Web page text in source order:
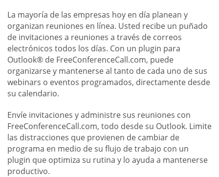
La mayoría de las empresas hoy en día planean y
organizan reuniones en línea. Usted recibe un puñado
de invitaciones a reuniones a través de correos
electrónicos todos los días. Con un plugin para
Outlook® de FreeConferenceCall.com, puede
organizarse y mantenerse al tanto de cada uno de sus
webinars o eventos programados, directamente desde
su calendario.
Envíe invitaciones y administre sus reuniones con
FreeConferenceCall.com, todo desde su Outlook. Limite
las distracciones que provienen de cambiar de
programa en medio de su flujo de trabajo con un
plugin que optimiza su rutina y lo ayuda a mantenerse
productivo.